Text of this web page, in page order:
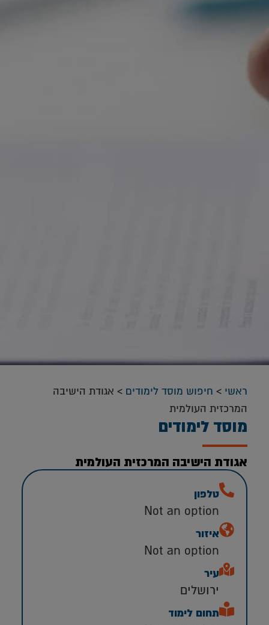
ראשי > חיפוש מוסד לימודים > אגודת הישיבה
המרכזית העולמית
מוסד לימודים
אגודת הישיבה המרכזית העולמית
טלפון
Not an option
איזור
Not an option
עיר
ירושלים
תחום לימוד